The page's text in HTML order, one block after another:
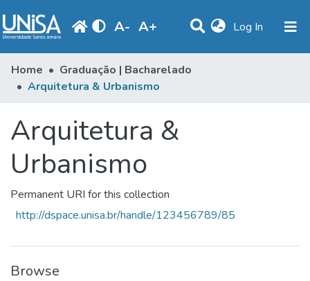
A- A+ Log In (current)
Communities & Collections
Statistics
Browse
Produção Docente
Home
Graduação | Bacharelado
Arquitetura & Urbanismo
Arquitetura &
Urbanismo
Permanent URI for this collection
http://dspace.unisa.br/handle/123456789/85
Browse